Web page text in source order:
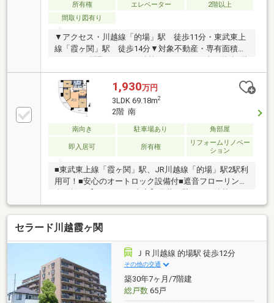
所有権 エレベーター
2階以上
間取り図有り
▼アクセス・川越線「的場」駅 徒歩11分・東武東上
線「霞ヶ関」駅 徒歩14分▼対象不動産・専有面積
部分→南西向き→バルコニー面積：7.00㎡・ダイア建
設株式会社旧分譲・1994年(平成6年)９月築▼ライフイ
ンフォメーション■ダイレックス 川越的場店・・・約
15分（約1200m）■ドラッグストアセキ 霞ヶ関
店・・・約12分（約950m)■ファミリーマート 川越的
場店・・・約6分（約450m)■川越市立霞ヶ関東小学
校・・・約11分（約850ｍ）■川越市立霞ヶ関東中学
校・・・約9分（約670ｍ）
1,930万円
3LDK 69.18m2
2階 南
南向き 駐車場あり 角部屋
即入居可 所有権
リフォームリノベー
ション
■東武東上線「霞ヶ関」駅、JR川越線「的場」駅2駅利
用可！■安心のオートロック設備付■遮音フローリング
部）/遮音フローリング全面施工/全面床ワックス掛け/
キッチン換気扇網取付リビングエアコン新規取付/ペン
ダント照明取付/ハウスクリーニング他霞ヶ関東小学
校…徒歩8分霞ヶ関東中学校…徒歩7分 ～随時ご案内対
応！住宅ローンのご相談も賜ります～頭金や諸費用を
始め、計画的な月々のお支払いに至るまで、丁寧にご
説明させて頂きます。☆提携銀行にて住宅ローン金利
の大幅優遇もございます。☆歓迎中国籍！有中国籍員
工中文対応！
セラード川越霞ヶ関
ＪＲ川越線 的場駅 徒歩12分
その他の交通
築30年7ヶ月/7階建
総戸数65戸